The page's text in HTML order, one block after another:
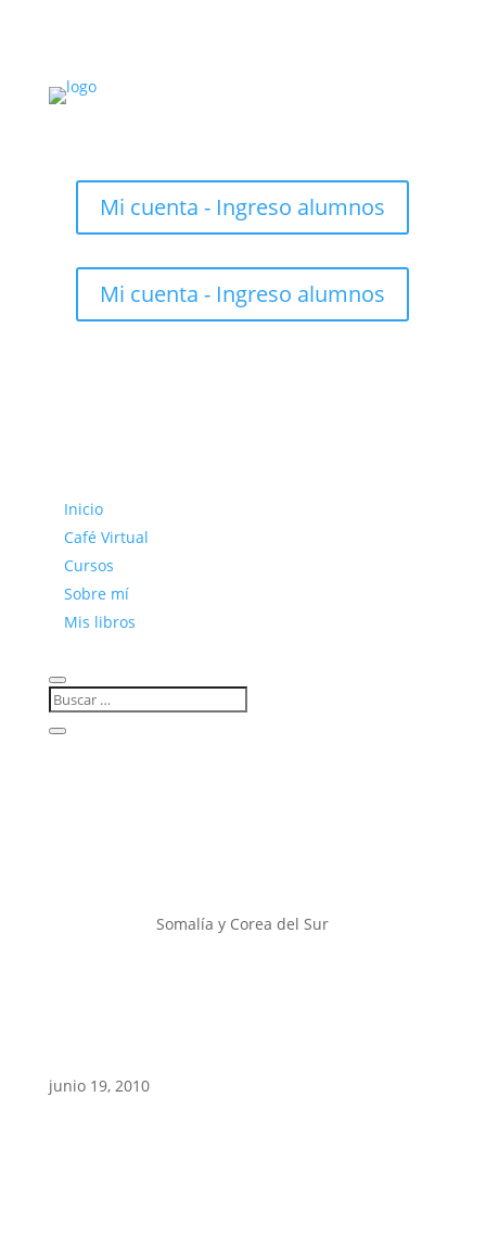
Mi cuenta - Ingreso alumnos
Mi cuenta - Ingreso alumnos
Inicio
Café Virtual
Cursos
Sobre mí
Mis libros
Somalía y Corea del Sur
junio 19, 2010